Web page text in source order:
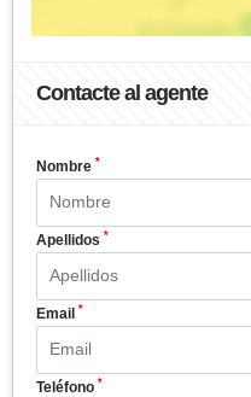
Contacte al agente
Nombre *
Apellidos *
Email *
Teléfono *